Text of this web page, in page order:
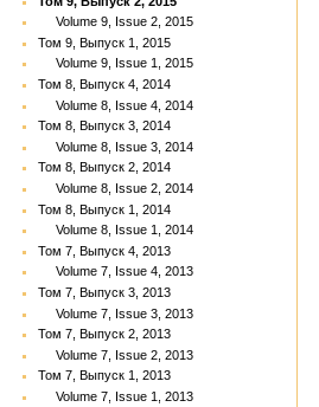
Volume 9, Issue 2, 2015
Том 9, Выпуск 1, 2015
Volume 9, Issue 1, 2015
Том 8, Выпуск 4, 2014
Volume 8, Issue 4, 2014
Том 8, Выпуск 3, 2014
Volume 8, Issue 3, 2014
Том 8, Выпуск 2, 2014
Volume 8, Issue 2, 2014
Том 8, Выпуск 1, 2014
Volume 8, Issue 1, 2014
Том 7, Выпуск 4, 2013
Volume 7, Issue 4, 2013
Том 7, Выпуск 3, 2013
Volume 7, Issue 3, 2013
Том 7, Выпуск 2, 2013
Volume 7, Issue 2, 2013
Том 7, Выпуск 1, 2013
Volume 7, Issue 1, 2013